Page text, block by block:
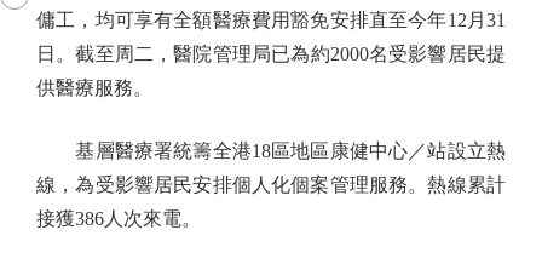
傭工，均可享有全額醫療費用豁免安排直至今年12月31
日。截至周二，醫院管理局已為約2000名受影響居民提
供醫療服務。
基層醫療署統籌全港18區地區康健中心／站設立熱
線，為受影響居民安排個人化個案管理服務。熱線累計
接獲386人次來電。